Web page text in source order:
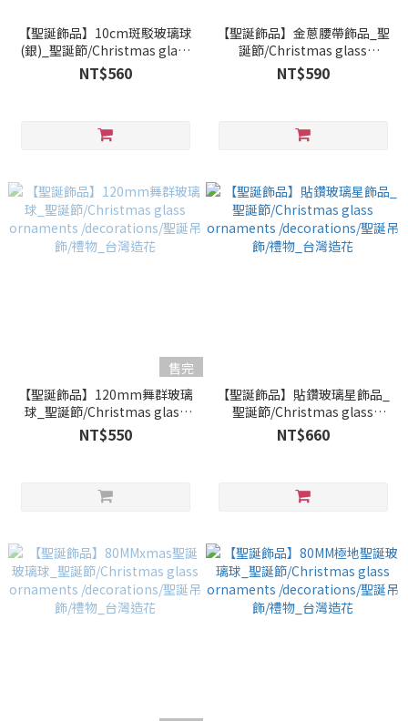
【聖誕飾品】10cm斑駁玻璃球
(銀)_聖誕節/Christmas glass
ornaments /decorations/聖
誕吊飾/禮物_台灣造花
NT$560
【聖誕飾品】金蔥腰帶飾品_聖
誕節/Christmas glass
ornaments /decorations/聖
誕吊飾/禮物_台灣造花
NT$590
售完
【聖誕飾品】120mm舞群玻璃
球_聖誕節/Christmas glass
ornaments /decorations/聖
誕吊飾/禮物_台灣造花
NT$550
【聖誕飾品】貼鑽玻璃星飾品_
聖誕節/Christmas glass
ornaments /decorations/聖
誕吊飾/禮物_台灣造花
NT$660